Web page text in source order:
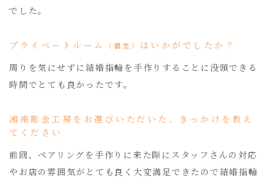
でした。
プライベートルーム （個室） はいかがでしたか？
周りを気にせずに結婚指輪を手作りすることに没頭できる
時間でとても良かったです。
湘南彫金工房をお選びいただいた、きっかけを教え
てください
前回、ペアリングを手作りに来た際にスタッフさんの対応
やお店の雰囲気がとても良く大変満足できたので結婚指輪